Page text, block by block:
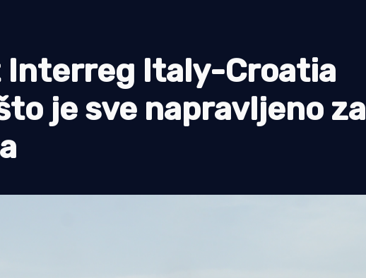
Interreg Italy-Croatia
je sve napravljeno za